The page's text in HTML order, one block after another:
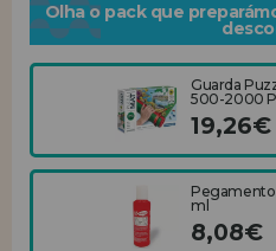
Olha o pack que
Guarda
500-2000
19,26€
Pegamento
ml
8,08€